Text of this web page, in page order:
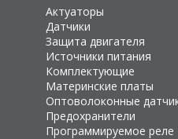
Актуаторы
Датчики
Защита двигателя
Источники питания
Комплектующие
Материнские платы
Оптоволоконные
Предохранители
Программируемое реле